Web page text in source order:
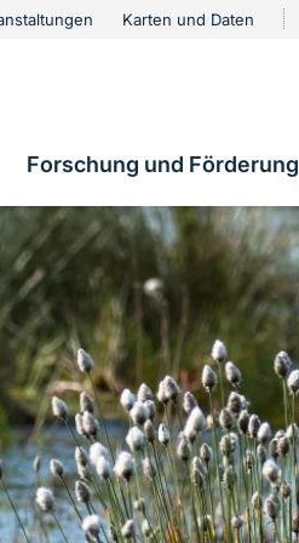
Karten und Daten
Forschung und Förderung